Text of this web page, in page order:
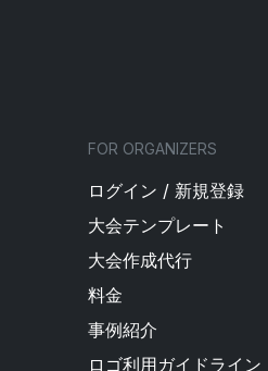
FOR ORGANIZERS
ログイン / 新規登録
大会テンプレート
大会作成代行
料金
事例紹介
ロゴ利用ガイドライン